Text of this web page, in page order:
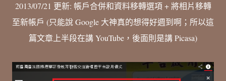
2013/07/21 更新: 帳戶合併和資料移轉選項 + 將相片移轉
至新帳戶 (只能說 Google 大神真的想得好週到啊；所以這
篇文章上半段在講 YouTube，後面則是講 Picasa)